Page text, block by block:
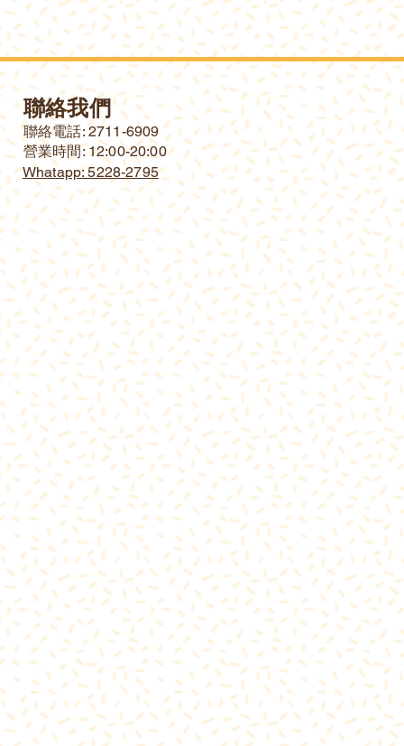
聯絡我們
​聯絡電話: 2711-6909
營業時間: 12:00-20:00
Whatapp: 5228-2795